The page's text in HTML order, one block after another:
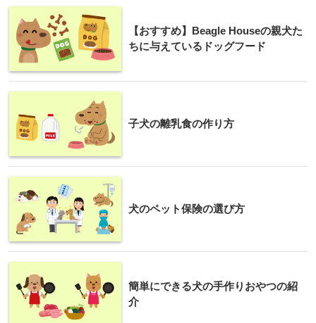
【おすすめ】Beagle Houseの親犬た
ちに与えているドッグフード
子犬の離乳食の作り方
犬のペット保険の選び方
簡単にできる犬の手作りおやつの紹
介